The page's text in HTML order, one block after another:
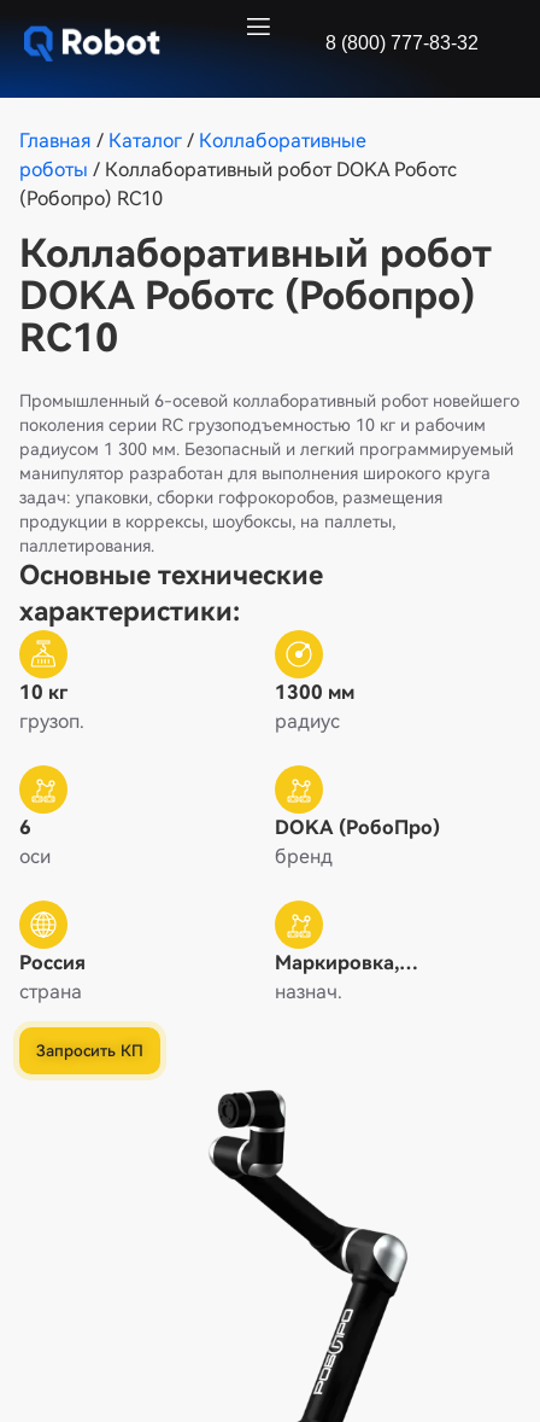
8 (800) 777-83-32
Главная / Каталог / Коллаборативные
роботы / Коллаборативный робот DOKA Роботс
(Робопро) RC10
Коллаборативный робот
DOKA Роботс (Робопро)
RC10
Промышленный 6-осевой коллаборативный робот новейшего
поколения серии RC грузоподъемностью 10 кг и рабочим
радиусом 1 300 мм. Безопасный и легкий программируемый
манипулятор разработан для выполнения широкого круга
задач: упаковки, сборки гофрокоробов, размещения
продукции в коррексы, шоубоксы, на паллеты,
паллетирования.
Основные технические
характеристики:
10 кг
грузоп.
1300 мм
радиус
6
оси
DOKA (РобоПро)
бренд
Россия
страна
Маркировка,
Паллетирование /
Транспортировка
назнач.
Запросить КП